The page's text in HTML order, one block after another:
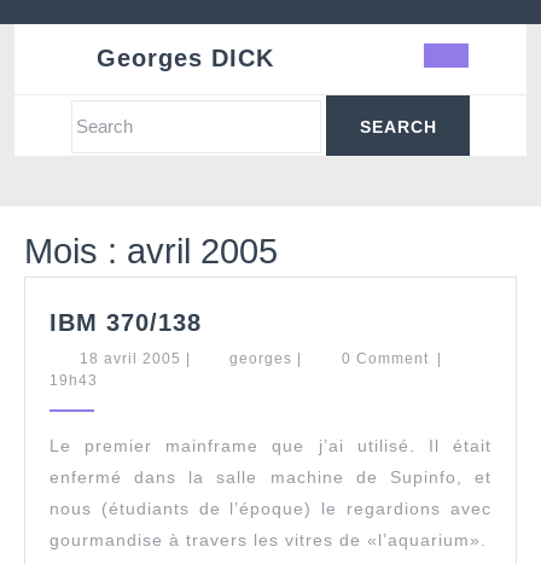
Georges DICK
Search
Mois : avril 2005
IBM 370/138
18 avril 2005 18
georges georges0 Comment
19h43
Le premier mainframe que j’ai utilisé. Il était
enfermé dans la salle machine de Supinfo, et
nous (étudiants de l’époque) le regardions avec
gourmandise à travers les vitres de «l’aquarium».